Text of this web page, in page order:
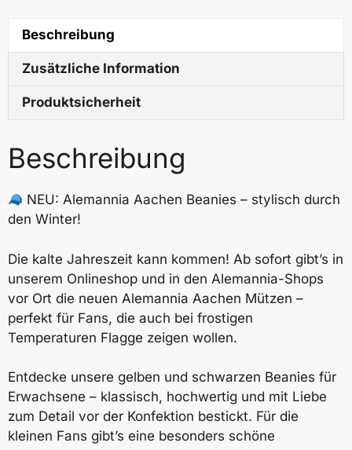
Beschreibung
Zusätzliche Information
Produktsicherheit
Beschreibung
NEU: Alemannia Aachen Beanies – stylisch durch
den Winter!
Die kalte Jahreszeit kann kommen! Ab sofort gibt’s in
unserem Onlineshop und in den Alemannia-Shops
vor Ort die neuen Alemannia Aachen Mützen –
perfekt für Fans, die auch bei frostigen
Temperaturen Flagge zeigen wollen.
Entdecke unsere gelben und schwarzen Beanies für
Erwachsene – klassisch, hochwertig und mit Liebe
zum Detail vor der Konfektion bestickt. Für die
kleinen Fans gibt’s eine besonders schöne